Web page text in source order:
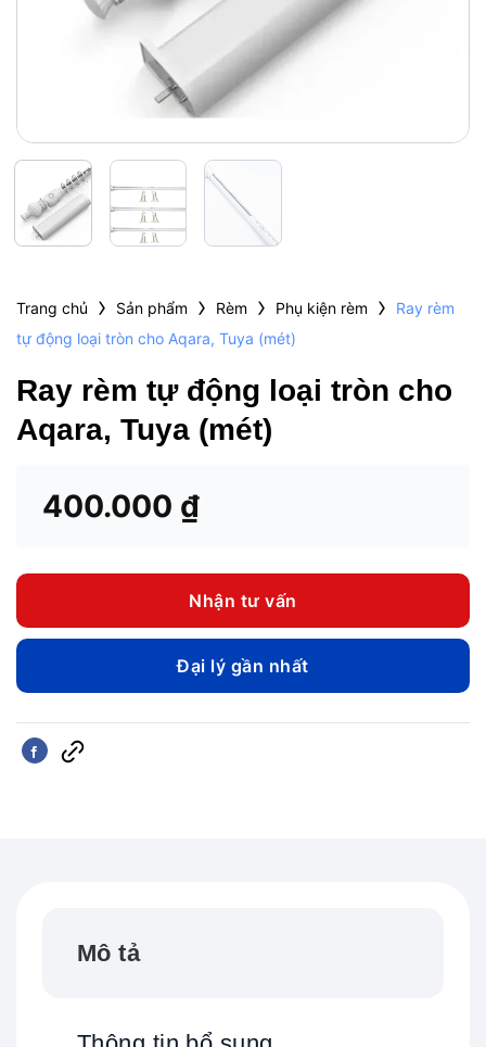
Trang chủ › Sản phẩm › Rèm › Phụ kiện rèm ›
Ray rèm
tự động loại tròn cho Aqara, Tuya (mét)
Ray rèm tự động loại tròn cho
Aqara, Tuya (mét)
400.000 ₫
Nhận tư vấn
Đại lý gần nhất
Mô tả